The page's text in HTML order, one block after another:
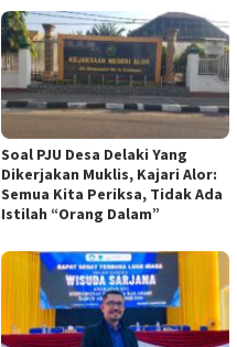
Soal PJU Desa Delaki Yang
Dikerjakan Muklis, Kajari Alor:
Semua Kita Periksa, Tidak Ada
Istilah “Orang Dalam”